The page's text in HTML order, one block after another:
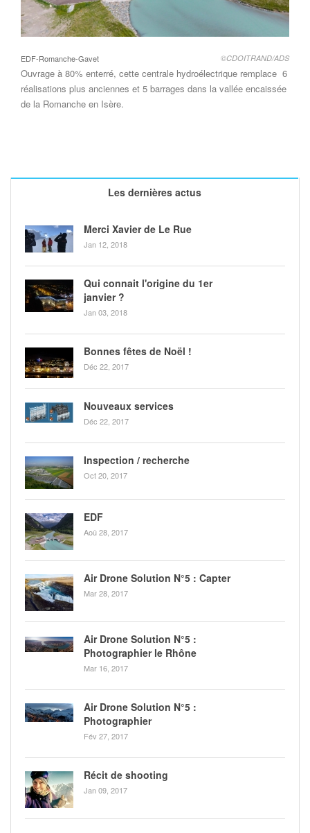
EDF-Romanche-Gavet ©CDOITRAND/ADS
Ouvrage à 80% enterré, cette centrale hydroélectrique remplace 6
réalisations plus anciennes et 5 barrages dans la vallée encaissée
de la Romanche en Isère.
Les dernières actus
Merci Xavier de Le Rue
Jan 12, 2018
Qui connait l'origine du 1er
janvier ?
Jan 03, 2018
Bonnes fêtes de Noël !
Déc 22, 2017
Nouveaux services
Déc 22, 2017
Inspection / recherche
Oct 20, 2017
EDF
Aoû 28, 2017
Air Drone Solution N°5 : Capter
Mar 28, 2017
Air Drone Solution N°5 :
Photographier le Rhône
Mar 16, 2017
Air Drone Solution N°5 :
Photographier
Fév 27, 2017
Récit de shooting
Jan 09, 2017